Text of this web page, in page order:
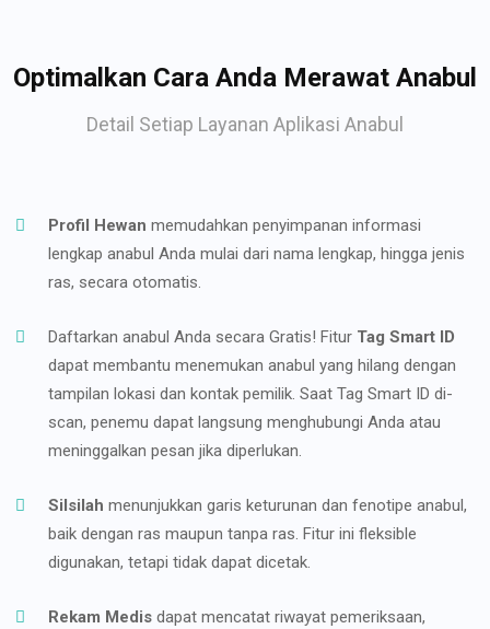
Optimalkan Cara Anda Merawat Anabul
Detail Setiap Layanan Aplikasi Anabul
Profil Hewan memudahkan penyimpanan informasi
lengkap anabul Anda mulai dari nama lengkap, hingga jenis
ras, secara otomatis.
Daftarkan anabul Anda secara Gratis! Fitur Tag Smart ID
dapat membantu menemukan anabul yang hilang dengan
tampilan lokasi dan kontak pemilik. Saat Tag Smart ID di-
scan, penemu dapat langsung menghubungi Anda atau
meninggalkan pesan jika diperlukan.
Silsilah menunjukkan garis keturunan dan fenotipe anabul,
baik dengan ras maupun tanpa ras. Fitur ini fleksible
digunakan, tetapi tidak dapat dicetak.
Rekam Medis dapat mencatat riwayat pemeriksaan,